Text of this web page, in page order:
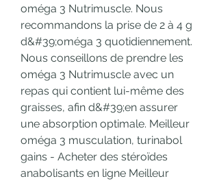
oméga 3 Nutrimuscle. Nous
recommandons la prise de 2 à 4 g
d&#39;oméga 3 quotidiennement.
Nous conseillons de prendre les
oméga 3 Nutrimuscle avec un
repas qui contient lui-même des
graisses, afin d&#39;en assurer
une absorption optimale. Meilleur
oméga 3 musculation, turinabol
gains - Acheter des stéroïdes
anabolisants en ligne Meilleur